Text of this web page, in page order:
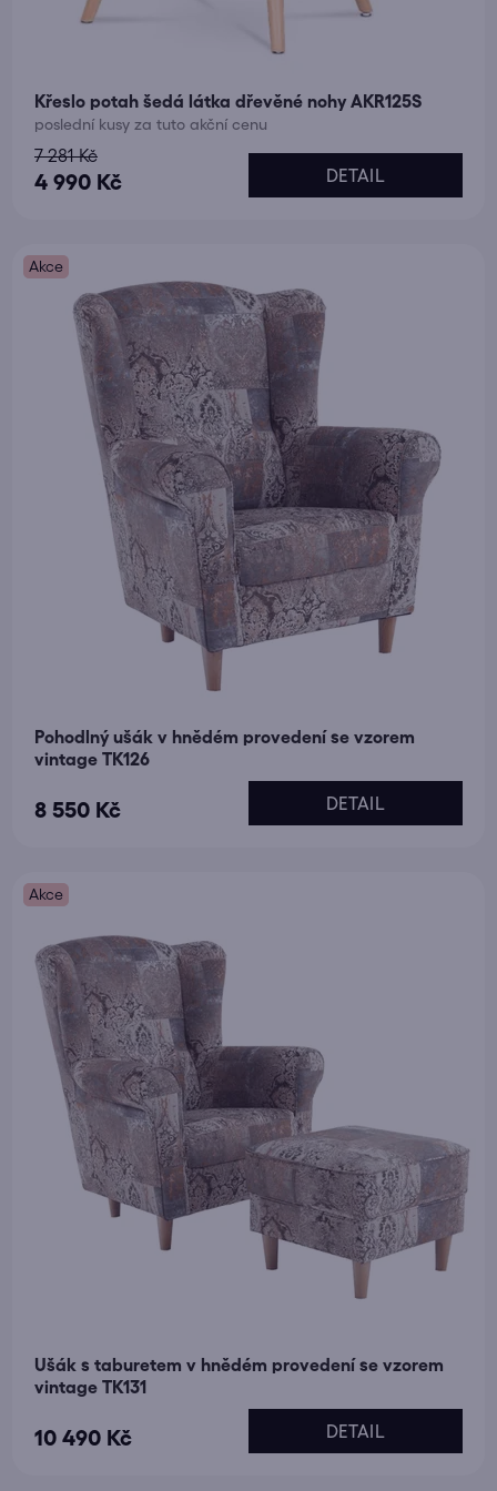
Křeslo potah šedá látka dřevěné nohy AKR125S
poslední kusy za tuto akční cenu
4 990 Kč
7 281 Kč
DETAIL
Akce
Pohodlný ušák v hnědém provedení se vzorem
vintage TK126
8 550 Kč DETAIL
Akce
Ušák s taburetem v hnědém provedení se vzorem
vintage TK131
10 490 Kč DETAIL